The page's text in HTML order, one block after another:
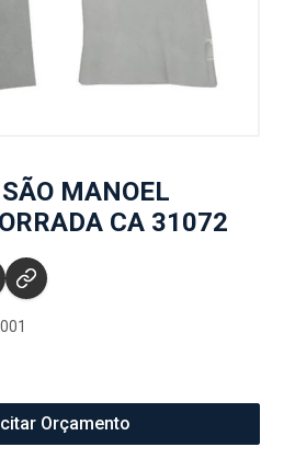
MANOEL
CA 31072
Orçamento